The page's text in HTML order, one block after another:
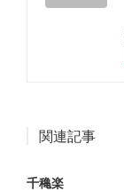
関連記事
千穐楽